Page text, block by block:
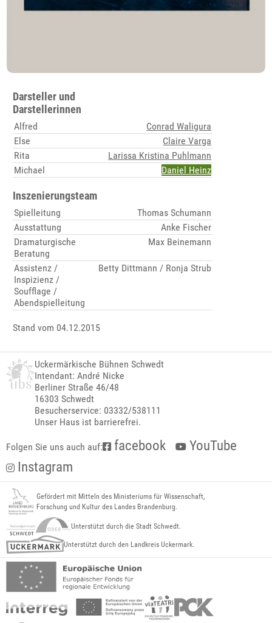
Darsteller und
Darstellerinnen
Alfred
Conrad Waligura
Else
Claire Varga
Rita
Larissa Kristina Puhlmann
Michael
Daniel Heinz
Inszenierungsteam
Spielleitung
Thomas Schumann
Ausstattung
Anke Fischer
Dramaturgische
Beratung
Max Beinemann
Assistenz /
Inspizienz /
Soufflage /
Abendspielleitung
Betty Dittmann / Ronja Strub
Stand vom 04.12.2015
Uckermärkische Bühnen Schwedt
Intendant: André Nicke
Berliner Straße 46/48
16303 Schwedt
Besucherservice: 03332/538111
Unser Haus ist barrierefrei.
Folgen Sie uns auch auf: facebook
YouTube
Instagram
Gefördert mit Mitteln des Ministeriums für Wissenschaft,
Forschung und Kultur des Landes Brandenburg.
Unterstützt durch die Stadt Schwedt.
Unterstützt durch den Landkreis Uckermark.